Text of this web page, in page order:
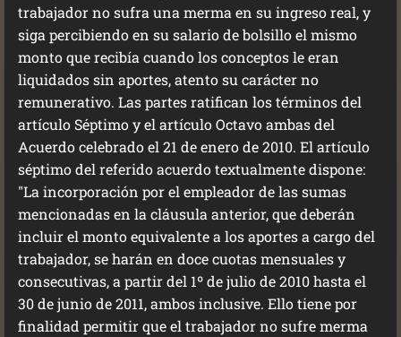
trabajador no sufra una merma en su ingreso real, y
siga percibiendo en su salario de bolsillo el mismo
monto que recibía cuando los conceptos le eran
liquidados sin aportes, atento su carácter no
remunerativo. Las partes ratifican los términos del
artículo Séptimo y el artículo Octavo ambas del
Acuerdo celebrado el 21 de enero de 2010. El artículo
séptimo del referido acuerdo textualmente dispone:
"La incorporación por el empleador de las sumas
mencionadas en la cláusula anterior, que deberán
incluir el monto equivalente a los aportes a cargo del
trabajador, se harán en doce cuotas mensuales y
consecutivas, a partir del 1º de julio de 2010 hasta el
30 de junio de 2011, ambos inclusive. Ello tiene por
finalidad permitir que el trabajador no sufre merma